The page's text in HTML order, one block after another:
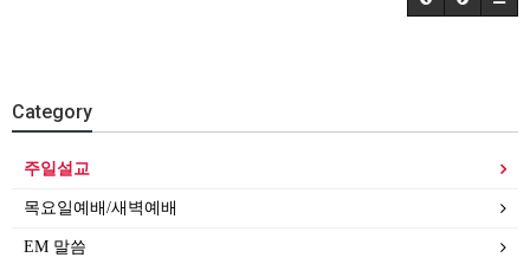
Category
주일설교
목요일예배/새벽예배
EM 말씀